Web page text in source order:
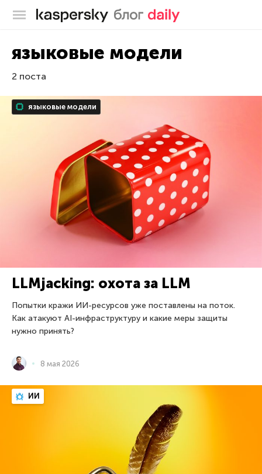
Блог Касперского
языковые модели
2 поста
языковые модели
LLMjacking: охота за LLM
Попытки кражи ИИ-ресурсов уже поставлены на поток.
Как атакуют AI-инфраструктуру и какие меры защиты
нужно принять?
8 мая 2026
ИИ